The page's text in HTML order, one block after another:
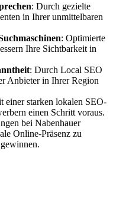
: Durch gezielte
in Ihrer unmittelbaren
: Optimierte
Ihre Sichtbarkeit in
: Durch Local SEO
Anbieter in Ihrer Region
einer starken lokalen SEO-
einen Schritt voraus.
bei Nabenhauer
Online-Präsenz zu